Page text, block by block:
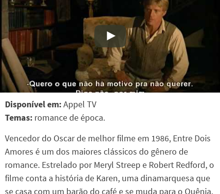
Disponível em:Appel TV
Temas: romance de época.
Vencedor do Oscar de melhor filme em 1986, Entre Dois
Amores é um dos maiores clássicos do gênero de
romance. Estrelado por Meryl Streep e Robert Redford, o
filme conta a história de Karen, uma dinamarquesa que
se casa com um barão do café e se muda para o Quênia.